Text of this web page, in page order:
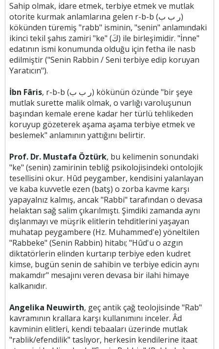
Sahip olmak, idare etmek, terbiye etmek ve mutlak
otorite kurmak anlamlarına gelen r-b-b (ر ب ب)
kökünden türemiş "rabb" isminin, "senin" anlamındaki
ikinci tekil şahıs zamiri "ke" (كَ) ile birleşimidir. "İnne"
edatının ismi konumunda olduğu için fetha ile nasb
edilmiştir ("Senin Rabbin / Seni terbiye edip koruyan
Yaratıcın").
İbn Fâris, r-b-b (ر ب ب) kökünün özünde "bir şeye
mutlak surette malik olmak, o varlığı varoluşunun
başından kemale erene kadar her türlü tehlikeden
koruyup gözeterek aşama aşama terbiye etmek ve
beslemek" anlamının yattığını belirtir.
Prof. Dr. Mustafa Öztürk, bu kelimenin sonundaki
"ke" (senin) zamirinin tebliğ psikolojisindeki ontolojik
tesellisini okur. Hûd peygamber, kendisini yalanlayan
ve kaba kuvvetle ezen (batş) o zorba kavme karşı
yapayalnız kalmış, ancak "Rabbi" tarafından o devasa
helaktan sağ salim çıkarılmıştı. Şimdiki zamanda aynı
dışlanmayı ve müşrik elitlerin tehditlerini yaşayan
muhatap peygambere (Hz. Muhammed'e) yöneltilen
"Rabbeke" (Senin Rabbin) hitabı; "Hûd'u o azgın
diktatörlerin elinden kurtarıp terbiye eden kudret
kimse, bugün senin de sahibin ve terbiye edicin aynı
makamdır" mesajını veren devasa bir ilahi himaye
kalkanıdır.
Angelika Neuwirth, geç antik çağ teolojisinde "Rab"
kavramının krallara karşı kullanımını inceler. Âd
kavminin elitleri, kendi tebaaları üzerinde mutlak
"rablik/efendilik" taslıyor, herkesin kendilerine itaat